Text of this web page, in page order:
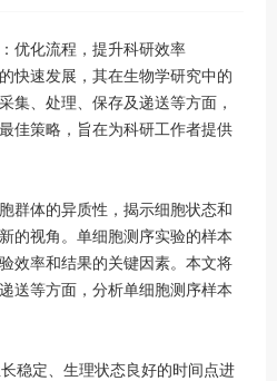
优化流程，提升科研效率
快速发展，其在生物学研究中的
集、处理、保存及递送等方面，
佳策略，旨在为科研工作者提供
群体的异质性，揭示细胞状态和
的视角。单细胞测序实验的样本
效率和结果的关键因素。本文将
送等方面，分析单细胞测序样本
稳定、生理状态良好的时间点进